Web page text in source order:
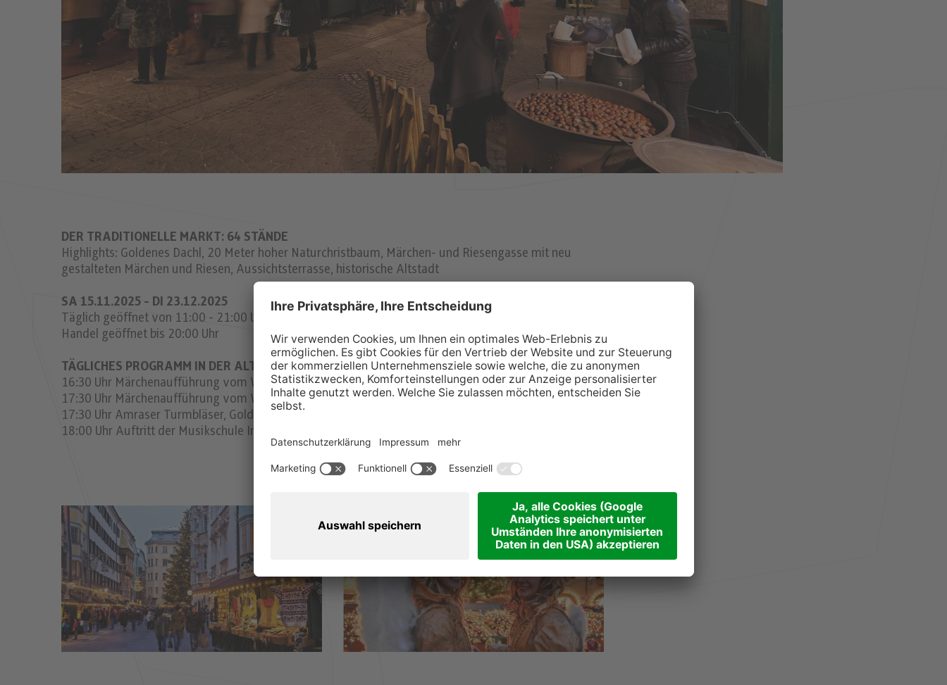
DER TRADITIONELLE MARKT: 64 STÄNDE
Highlights: Goldenes Dachl, 20 Meter hoher Naturchristbaum, Märchen- und Riesengasse mit neu
gestalteten Märchen und Riesen, Aussichtsterrasse, historische Altstadt
SA 15.11.2025 - DI 23.12.2025
Täglich geöffnet von 11:00 - 21:00 Uhr
Handel geöffnet bis 20:00 Uhr
TÄGLICHES PROGRAMM IN DER ALTSTADT
16:30 Uhr Märchenaufführung vom Westbahntheater, Theaterwagen, Seilergasse
17:30 Uhr Märchenaufführung vom Westbahntheater, Theaterwagen, Seilergasse
17:30 Uhr Amraser Turmbläser, Goldenes Dachl
18:00 Uhr Auftritt der Musikschule Innsbruck, Theaterwagen, Seilergasse